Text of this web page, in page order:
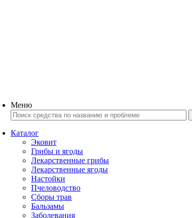
Меню
Каталог
Эковит
Грибы и ягоды
Лекарственные грибы
Лекарственные ягоды
Настойки
Пчеловодство
Сборы трав
Бальзамы
Заболевания